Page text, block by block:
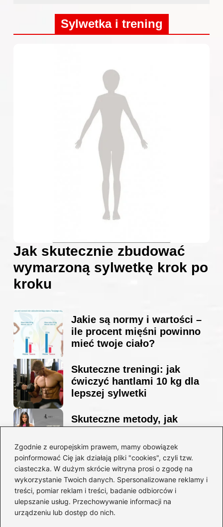
Zgodnie z europejskim prawem, mamy obowiązek
poinformować Cię jak działają pliki "cookies", czyli tzw.
ciasteczka. W dużym skrócie witryna prosi o zgodę na
wykorzystanie Twoich danych. Spersonalizowane reklamy i
treści, pomiar reklam i treści, badanie odbiorców i
ulepszanie usług. Przechowywanie informacji na
urządzeniu lub dostęp do nich.
Sylwetka i trening
Jak skutecznie zbudować
wymarzoną sylwetkę krok po
kroku
Jakie są normy i wartości –
ile procent mięśni powinno
mieć twoje ciało?
Skuteczne treningi: jak
ćwiczyć hantlami 10 kg dla
lepszej sylwetki
Skuteczne metody, jak
schudnąć i wyrzeźbić
sylwetkę w zaledwie 90 dni
Idealny garnitur: jak dobrać
go do swojej sylwetki?